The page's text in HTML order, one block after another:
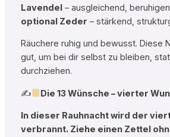
Lavendel– ausgleichend,
optional Zeder – stärkend,
Räuchere ruhig und bewusst. Diese
gut, um bei dir selbst zu bleiben,
durchziehen.
✍ Die 13 Wünsche – vierter
In dieser Rauhnacht wird der
verbrannt. Ziehe einen Zettel